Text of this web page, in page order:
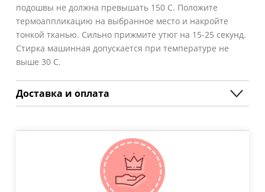
подошвы не должна превышать 150 С. Положите
термоаппликацию на выбранное место и накройте
тонкой тканью. Сильно прижмите утюг на 15-25 секунд.
Стирка машинная допускается при температуре не
выше 30 С.
Доставка и оплата